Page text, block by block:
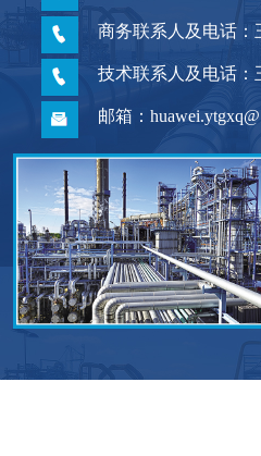
商务联系人及电话：
技术联系人及电话：
邮箱：